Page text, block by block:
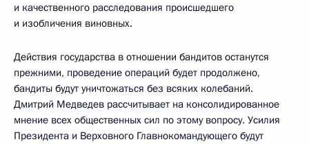
и качественного расследования происшедшего
и изобличения виновных.
Действия государства в отношении бандитов останутся
прежними, проведение операций будет продолжено,
бандиты будут уничтожаться без всяких колебаний.
Дмитрий Медведев рассчитывает на консолидированное
мнение всех общественных сил по этому вопросу. Усилия
Президента и Верховного Главнокомандующего будут